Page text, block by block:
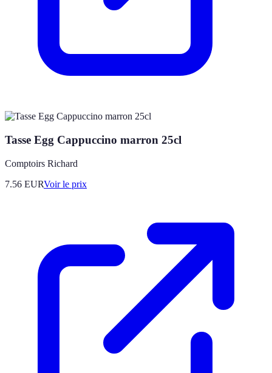
Tasse Egg Cappuccino marron 25cl
Comptoirs Richard
7.56 EURVoir le prix